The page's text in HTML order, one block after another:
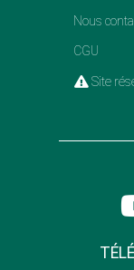
Nous
CGU
Site